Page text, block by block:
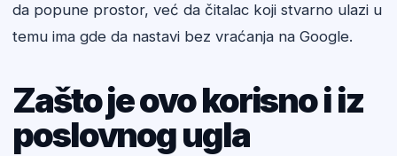
da popune prostor, već da čitalac koji stvarno ulazi u
temu ima gde da nastavi bez vraćanja na Google.
Zašto je ovo korisno i iz
poslovnog ugla